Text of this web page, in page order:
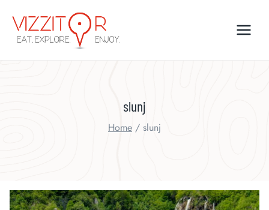
content
slunj
Home / slunj